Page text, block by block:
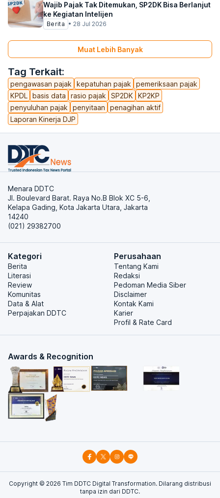
Tag Terkait:
pengawasan pajak kepatuhan pajak
pemeriksaan pajak
KPDL
basis data rasio pajak SP2DK
KP2KP
penyuluhan pajak
penyitaan
penagihan aktif
Laporan Kinerja DJP
Wajib Pajak Tak Ditemukan, SP2DK Bisa Berlanjut
ke Kegiatan Intelijen
Berita • 28 Jul 2026
Muat Lebih Banyak
Menara DDTC
Jl. Boulevard Barat. Raya No.B Blok XC 5-6,
Kelapa Gading, Kota Jakarta Utara, Jakarta
14240
(021) 29382700
Kategori
Berita
Literasi
Review
Komunitas
Data & Alat
Perpajakan DDTC
Perusahaan
Tentang Kami
Redaksi
Pedoman Media Siber
Disclaimer
Kontak Kami
Karier
Profil & Rate Card
Awards & Recognition
Copyright © 2026 Tim DDTC Digital Transformation. Dilarang distribusi
tanpa izin dari DDTC.